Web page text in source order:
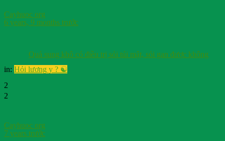
Cayhuoc org
6 years, 9 months trước
Quả sung khô có điều trị sỏi túi mật, sỏi gan được không
in: Hỏi lương y ? ☯️
2
2
Cayhuoc org
7 years trước